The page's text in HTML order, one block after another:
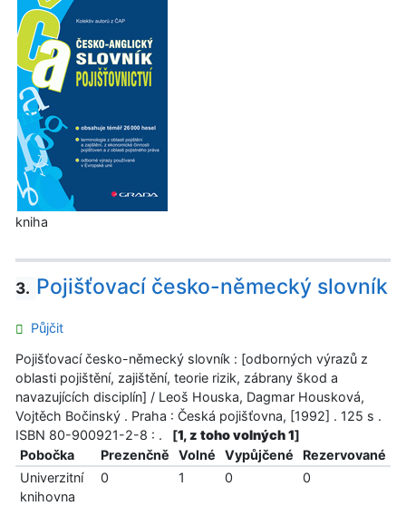
kniha
3. Pojišťovací česko-německý slovník
Půjčit
Pojišťovací česko-německý slovník : [odborných výrazů z
oblasti pojištění, zajištění, teorie rizik, zábrany škod a
navazujících disciplín] / Leoš Houska, Dagmar Housková,
Vojtěch Bočinský . Praha : Česká pojišťovna, [1992] . 125 s .
ISBN 80-900921-2-8 : .
[1, z toho volných 1]
Pobočka
Prezenčně Volné Vypůjčené
Rezervované
Univerzitní
knihovna
0 1 0 0